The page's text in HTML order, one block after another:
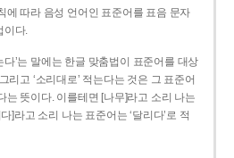
에 따라 음성 언어인 표준어를 표음 문자
이다.
다’는 말에는 한글 맞춤법이 표준어를 대상
리고 ‘소리대로’ 적는다는 것은 그 표준어
는 뜻이다. 이를테면 [나무]라고 소리 나는
]라고 소리 나는 표준어는 ‘달리다’로 적